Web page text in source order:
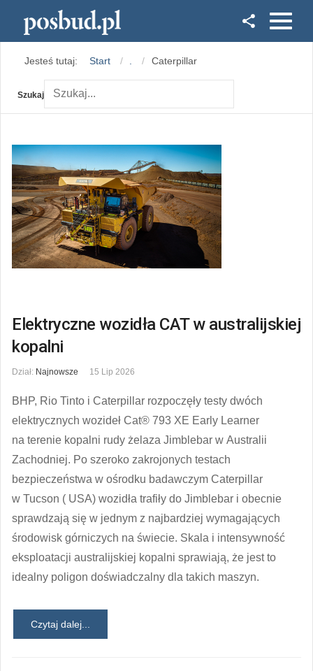
Instagram
Jesteś tutaj: Start Caterpillar
Szukaj
Elektryczne wozidła CAT w australijskiej
kopalni
Dział: Najnowsze 15 Lip 2026
BHP, Rio Tinto i Caterpillar rozpoczęły testy dwóch
elektrycznych wozideł Cat® 793 XE Early Learner
na terenie kopalni rudy żelaza Jimblebar w Australii
Zachodniej. Po szeroko zakrojonych testach
bezpieczeństwa w ośrodku badawczym Caterpillar
w Tucson ( USA) wozidła trafiły do ​​Jimblebar i obecnie
sprawdzają się w jednym z najbardziej wymagających
środowisk górniczych na świecie. Skala i intensywność
eksploatacji australijskiej kopalni sprawiają, że jest to
idealny poligon doświadczalny dla takich maszyn.
Czytaj dalej...